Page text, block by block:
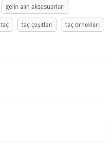
gelin alın aksesuarları
taç taç çeşitleri taç örnekleri